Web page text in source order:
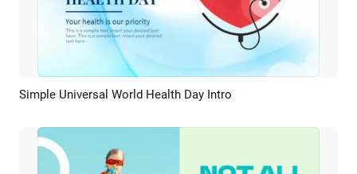
Previsualizar Personalizar
Simple Universal World Health Day Intro